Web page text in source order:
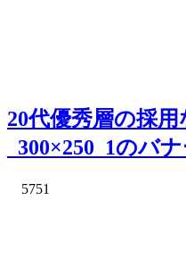
20代優秀層の採
_300×250_1のバ
5751